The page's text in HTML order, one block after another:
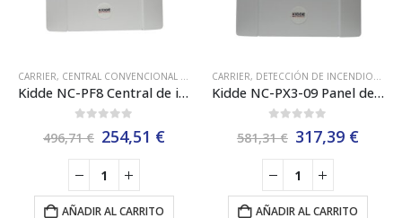
CARRIER, CENTRAL CONVENCIONAL 8 ZONAS ,CENTRALES CONVENCIONALES,
Kidde NC-PF8 Central de incendios convencional, 8 Zonas
496,71€ El
precio
original
era:
496,71 €.
254,51 €El
254,51 €.
AÑADIR AL CARRITO
CARRIER, DETECCIÓN DE INCENDIOS CONVENCIONAL KIDDE
Kidde NC-PX3-09 Panel de extinción de incendios convencional – 3 zonas
581,31€ El
precio
original
era:
581,31 €.
317,39 €El
AÑADIR AL CARRITO